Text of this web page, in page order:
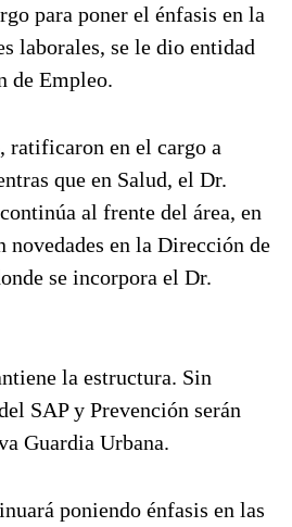
para poner el énfasis en la
laborales, se le dio entidad
de Empleo.
ratificaron en el cargo a
que en Salud, el Dr.
al frente del área, en
novedades en la Dirección de
se incorpora el Dr.
la estructura. Sin
SAP y Prevención serán
Guardia Urbana.
poniendo énfasis en las